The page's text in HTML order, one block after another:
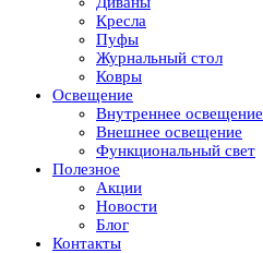
Кресла
Пуфы
Журнальный стол
Ковры
Освещение
Внутреннее освещение
Внешнее освещение
Функциональный свет
Полезное
Акции
Новости
Блог
Контакты